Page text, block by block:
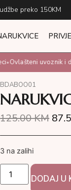
preko 150KM
•Ovlašteni uvoznik i
BDABOO01
125.00KM
3 na zalihi
DODAJ U